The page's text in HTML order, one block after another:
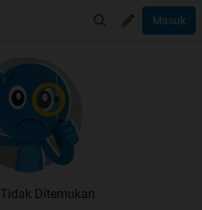
Masuk
Ditemukan